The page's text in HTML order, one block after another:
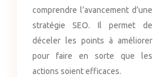
comprendre l’avancement d’une
stratégie SEO. Il permet de
déceler les points à améliorer
pour faire en sorte que les
actions soient efficaces.